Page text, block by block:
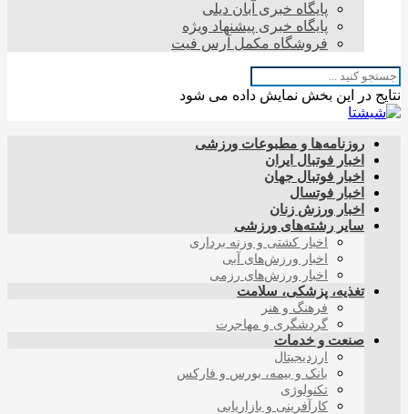
پایگاه خبری آبان دیلی
پایگاه خبری پیشنهاد ویژه
فروشگاه مکمل آرس فیت
نتایج در این بخش نمایش داده می شود
روزنامه‌ها و مطبوعات ورزشی
اخبار فوتبال ایران
اخبار فوتبال جهان
اخبار فوتسال
اخبار ورزش زنان
سایر رشته‌های ورزشی
اخبار کشتی و وزنه برداری
اخبار ورزش‌های آبی
اخبار ورزش‌های رزمی
تغذیه، پزشکی، سلامت
فرهنگ و هنر
گردشگری و مهاجرت
صنعت و خدمات
ارزدیجیتال
بانک و بیمه، بورس و فارکس
تکنولوژی
کارآفرینی و بازاریابی